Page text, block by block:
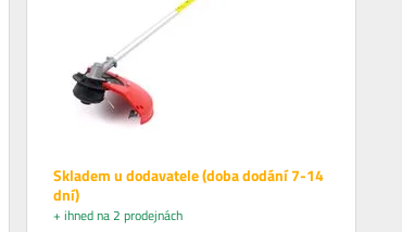
Skladem u dodavatele (doba dodání 7-14
dní)
+ ihned na 2 prodejnách